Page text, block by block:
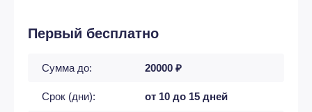
Первый бесплатно
Сумма до: 20000 ₽
Срок (дни): от 10 до 15 дней